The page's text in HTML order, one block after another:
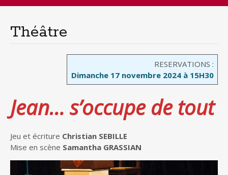
contenu
principal
Théâtre
RESERVATIONS :
Dimanche 17 novembre 2024 à 15H30
Jean… s’occupe de tout
Jeu et écriture Christian SEBILLE
Mise en scène Samantha GRASSIAN